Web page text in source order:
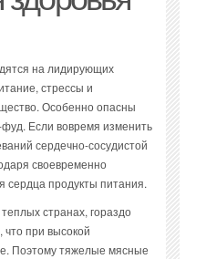
на лидирующих
стрессы и
Особенно опасны
Если вовремя изменить
сердечно-сосудистой
своевременно
продукты питания.
странах, гораздо
при высокой
Поэтому тяжелые мясные